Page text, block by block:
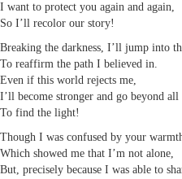
I want to protect you again and again,
So I’ll recolor our story!
Breaking the darkness, I’ll jump into
To reaffirm the path I believed in.
Even if this world rejects me,
I’ll become stronger and go beyond
To find the light!
Though I was confused by your
Which showed me that I’m not alone,
But, precisely because I was able to